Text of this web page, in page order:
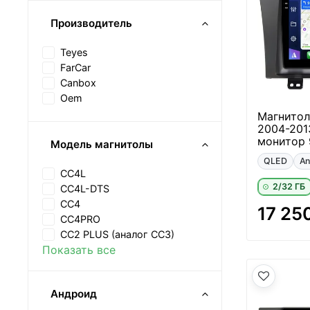
2004-
монитор
QLED
2/32 ГБ
17
Производитель
Teyes
FarCar
Canbox
Oem
Модель магнитолы
CC4L
CC4L-DTS
CC4
CC4PRO
CC2 PLUS (аналог CC3)
Показать все
Андроид